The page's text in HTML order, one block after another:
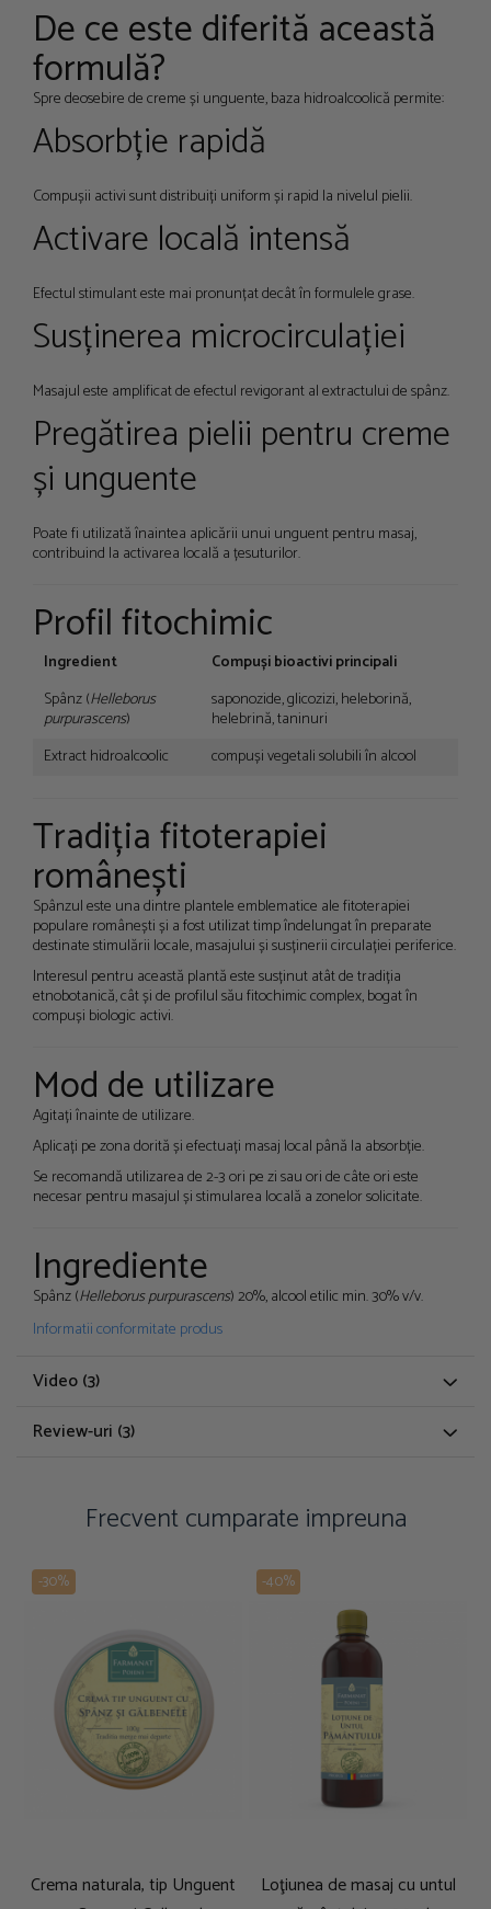
De ce este diferită această
formulă?
Spre deosebire de creme și unguente, baza hidroalcoolică permite:
Absorbție rapidă
Compușii activi sunt distribuiți uniform și rapid la nivelul pielii.
Activare locală intensă
Efectul stimulant este mai pronunțat decât în formulele grase.
Susținerea microcirculației
Masajul este amplificat de efectul revigorant al extractului de spânz.
Pregătirea pielii pentru creme
și unguente
Poate fi utilizată înaintea aplicării unui unguent pentru masaj,
contribuind la activarea locală a țesuturilor.
Profil fitochimic
Ingredient
Compuși bioactivi principali
Spânz (Helleborus
purpurascens)
saponozide, glicozizi, heleborină,
helebrină, taninuri
Extract hidroalcoolic
compuși vegetali solubili în alcool
Tradiția fitoterapiei
românești
Spânzul este una dintre plantele emblematice ale fitoterapiei
populare românești și a fost utilizat timp îndelungat în preparate
destinate stimulării locale, masajului și susținerii circulației periferice.
Interesul pentru această plantă este susținut atât de tradiția
etnobotanică, cât și de profilul său fitochimic complex, bogat în
compuși biologic activi.
Mod de utilizare
Agitați înainte de utilizare.
Aplicați pe zona dorită și efectuați masaj local până la absorbție.
Se recomandă utilizarea de 2-3 ori pe zi sau ori de câte ori este
necesar pentru masajul și stimularea locală a zonelor solicitate.
Ingrediente
Spânz (Helleborus purpurascens) 20%, alcool etilic min. 30% v/v.
Informatii conformitate produs
Video(3)
Review-uri (3)
Frecvent cumparate impreuna
-30%
Crema naturala, tip Unguent
-40%
Loţiunea de masaj cu untul